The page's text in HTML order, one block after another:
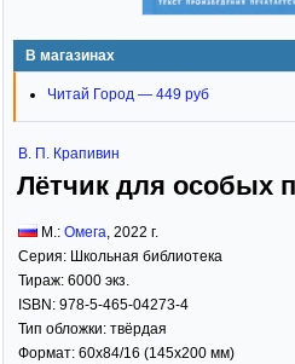
В магазинах
Читай Город — 449 руб
В. П. Крапивин
Лётчик для особых
М.: Омега 2022 г.
Серия: Школьная библиотека
Тираж: 6000 экз.
ISBN: 978-5-465-04273-4
Тип обложки: твёрдая
Формат: 60x84/16 (145x200 мм)